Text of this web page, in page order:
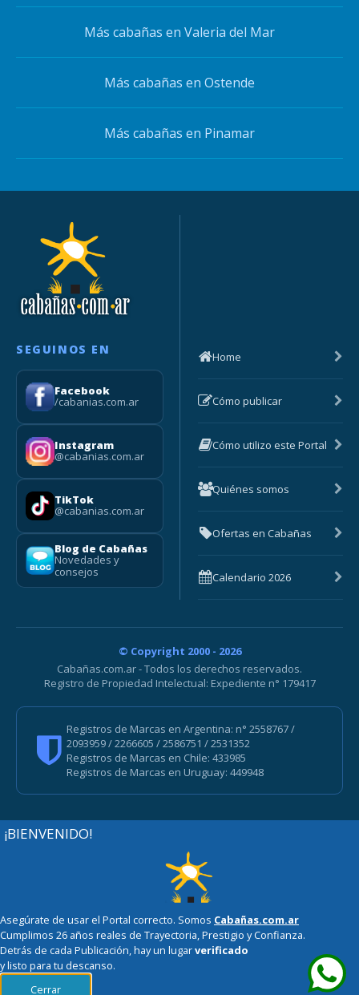
Más cabañas en Valeria del Mar
Más cabañas en Ostende
Más cabañas en Pinamar
SEGUINOS EN
Facebook
/cabanias.com.ar
Instagram
@cabanias.com.ar
TikTok
@cabanias.com.ar
Blog de Cabañas
Novedades y
consejos
Home
Cómo publicar
Cómo utilizo este Portal
Quiénes somos
Ofertas en Cabañas
Calendario 2026
© Copyright 2000 - 2026
Cabañas.com.ar - Todos los derechos reservados.
Registro de Propiedad Intelectual: Expediente n° 179417
Registros de Marcas en Argentina: n° 2558767 /
2093959 / 2266605 / 2586751 / 2531352
Registros de Marcas en Chile: 433985
Registros de Marcas en Uruguay: 449948
¡BIENVENIDO!
Asegúrate de usar el Portal correcto. Somos Cabañas.com.ar
Cumplimos 26 años reales de Trayectoria, Prestigio y Confianza.
Detrás de cada Publicación, hay un lugarverificado
y listo para tu descanso.
Cerrar